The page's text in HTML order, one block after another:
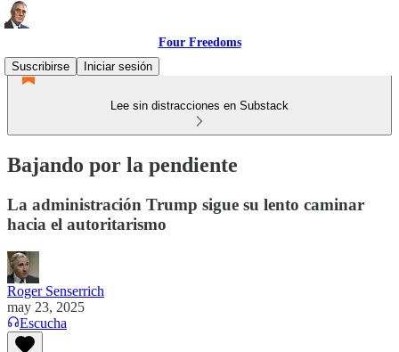
Four Freedoms
Suscribirse
Iniciar sesión
Lee sin distracciones en Substack
Bajando por la pendiente
La administración Trump sigue su lento caminar
hacia el autoritarismo
Roger Senserrich
may 23, 2025
Escucha